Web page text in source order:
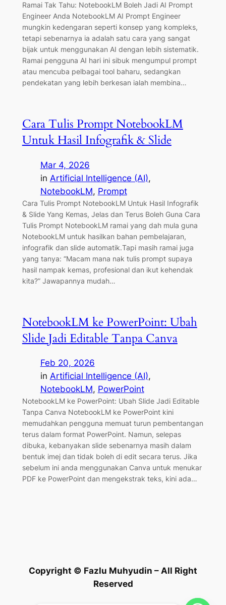
Ramai Tak Tahu: NotebookLM Boleh Jadi AI Prompt
Engineer Anda NotebookLM AI Prompt Engineer
mungkin kedengaran seperti konsep yang kompleks,
tetapi sebenarnya ia adalah satu cara yang sangat
bijak untuk menggunakan AI dengan lebih sistematik.
Ramai pengguna AI hari ini sibuk mengumpul prompt
atau mencuba pelbagai tool baharu, sedangkan
pendekatan yang lebih berkesan ialah membina…
Cara Tulis Prompt NotebookLM
Untuk Hasil Infografik & Slide
Mar 4, 2026
in Artificial Intelligence (AI)
NotebookLM, Prompt
Cara Tulis Prompt NotebookLM Untuk Hasil Infografik
& Slide Yang Kemas, Jelas dan Terus Boleh Guna Cara
Tulis Prompt NotebookLM ramai yang dah mula guna
NotebookLM untuk hasilkan bahan pembelajaran,
infografik dan slide automatik.Tapi masih ramai juga
yang tanya: “Macam mana nak tulis prompt supaya
hasil nampak kemas, profesional dan ikut kehendak
kita?” Jawapannya mudah…
NotebookLM ke PowerPoint: Ubah
Slide Jadi Editable Tanpa Canva
Feb 20, 2026
in Artificial Intelligence (AI)
NotebookLM, PowerPoint
NotebookLM ke PowerPoint: Ubah Slide Jadi Editable
Tanpa Canva NotebookLM ke PowerPoint kini
memudahkan pengguna memuat turun pembentangan
terus dalam format PowerPoint. Namun, selepas
dibuka, kebanyakan slide sebenarnya masih dalam
bentuk imej dan tidak boleh di edit secara terus. Jika
sebelum ini anda menggunakan Canva untuk menukar
PDF ke PowerPoint dan mengekstrak teks, kini ada…
Copyright © Fazlu Muhyudin – All Right
Reserved